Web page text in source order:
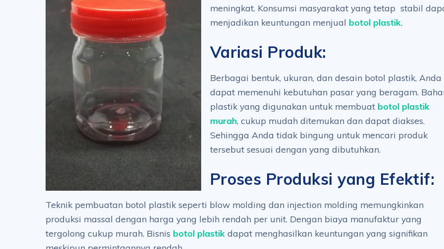
meningkat. Konsumsi masyarakat yang tetap stabil
menjadikan keuntungan menjual botol plastik.
Variasi Produk:
Berbagai bentuk, ukuran, dan desain botol plastik, Anda
dapat memenuhi kebutuhan pasar yang beragam.
plastik yang digunakan untuk membuat botol plastik
murah, cukup mudah ditemukan dan dapat diakses.
Sehingga Anda tidak bingung untuk mencari produk
tersebut sesuai dengan yang dibutuhkan.
Proses Produksi yang Efektif:
Teknik pembuatan botol plastik seperti blow molding dan injection molding memungkinkan
produksi massal dengan harga yang lebih rendah per unit. Dengan biaya manufaktur yang
tergolong cukup murah. Bisnis botol plastik dapat menghasilkan keuntungan yang signifikan